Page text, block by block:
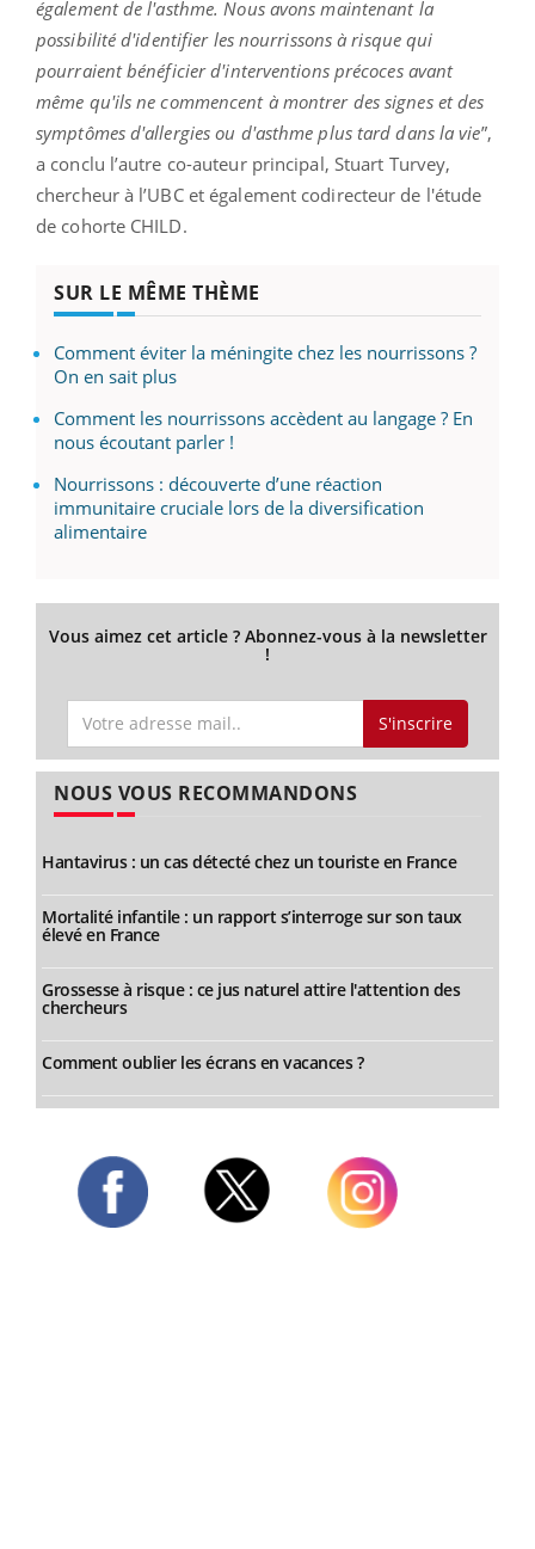
également de l'asthme. Nous avons maintenant la
possibilité d'identifier les nourrissons à risque qui
pourraient bénéficier d'interventions précoces avant
même qu'ils ne commencent à montrer des signes et des
symptômes d'allergies ou d'asthme plus tard dans la vie”,
a conclu l’autre co-auteur principal, Stuart Turvey,
chercheur à l’UBC et également codirecteur de l'étude
de cohorte CHILD.
SUR LE MÊME THÈME
Comment éviter la méningite chez les nourrissons ?
On en sait plus
Comment les nourrissons accèdent au langage ? En
nous écoutant parler !
Nourrissons : découverte d’une réaction
immunitaire cruciale lors de la diversification
alimentaire
Vous aimez cet article ? Abonnez-vous à la newsletter
!
S'inscrire
NOUS VOUS RECOMMANDONS
Hantavirus : un cas détecté chez un touriste en France
Mortalité infantile : un rapport s’interroge sur son taux
élevé en France
Grossesse à risque : ce jus naturel attire l'attention des
chercheurs
Comment oublier les écrans en vacances ?